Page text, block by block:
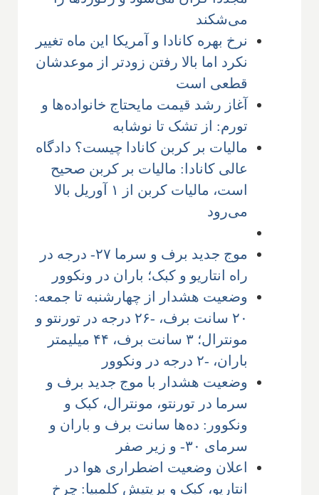
می‌شکند
نرخ بهره کانادا و آمریکا این ماه تغییر
نکرد اما بالا رفتن زودتر از موعدشان
قطعی است
آغاز رشد قیمت مایحتاج خانواده‌ها و
تورم: از تشک تا نوشابه
مالیات بر کربن کانادا چیست؟ دادگاه
عالی کانادا: مالیات بر کربن صحیح
است، مالیات کربن از ۱ آوریل بالا
می‌رود
موج جدید برف و سرما ۲۷- درجه در
راه انتاریو و کبک؛ باران در ونکوور
وضعیت هشدار از چهارشنبه تا جمعه:
۲۰ سانت برف، -۲۶ درجه در تورنتو و
مونترال؛ ۳ سانت برف، ۴۴ میلیمتر
باران، -۲ درجه در ونکوور
وضعیت هشدار با موج جدید برف و
سرما در تورنتو، مونترال، کبک و
ونکوور: ده‌ها سانت برف و باران و
سرمای ۳۰- و زیر صفر
اعلان وضعیت اضطراری هوا در
انتاریو، کبک و بریتیش کلمبیا: چرخ